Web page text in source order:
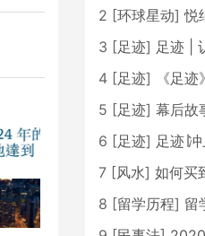
2 [环球星动] 悦
3 [足迹] 足迹 |
4 [足迹]
《足
5 [足迹] 幕后故
6 [足迹] 足迹∣
7 [风水] 如何买
8 [留学历程] 留学